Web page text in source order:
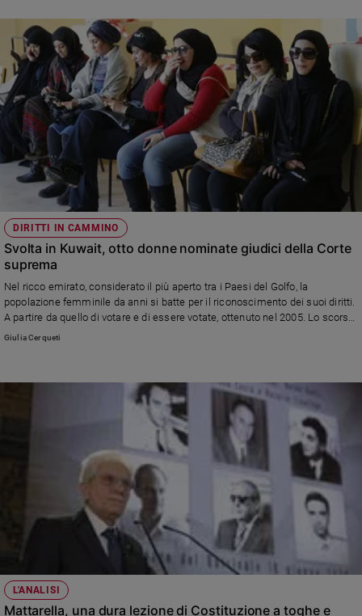
Contatti
Pubblicità
Registrati
Redazione
Social
DIRITTI IN CAMMINO
Svolta in Kuwait, otto donne nominate giudici della Corte
suprema
Nel ricco emirato, considerato il più aperto tra i Paesi del Golfo, la
popolazione femminile da anni si batte per il riconoscimento dei suoi diritti.
A partire da quello di votare e di essere votate, ottenuto nel 2005. Lo scorso
agosto è stata approvata una legge che punisce la violenza domestica.
Giulia Cerqueti
L'ANALISI
Mattarella, una dura lezione di Costituzione a toghe e